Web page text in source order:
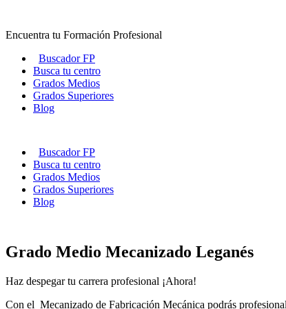
contenido
Encuentra tu Formación Profesional
Buscador FP
Busca tu centro
Grados Medios
Grados Superiores
Blog
Buscador FP
Busca tu centro
Grados Medios
Grados Superiores
Blog
Grado Medio Mecanizado Leganés
Haz despegar tu carrera profesional ¡Ahora!
Con el Mecanizado de Fabricación Mecánica podrás